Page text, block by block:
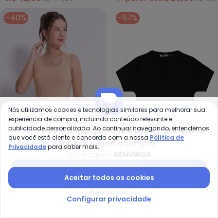
(Amarelo)
-40%
Cativa You - Regata em
(Rosa)
CATIVA YOU
R$ 35,94 R$ 59,90
-57%
em Viscopoly (Preto)
MINTY
R$ 44,99
-40%
Compre pelo app e ganhe12% OFF + frete grátis
na sua primeira compra
Nós utilizamos cookies e tecnologias similares para melhorar sua
experiência de compra, incluindo conteúdo relevante e
publicidade personalizada. Ao continuar navegando, entendemos
que você está ciente e concorda com a nossa Política de
Privacidadepara saber mais.
Aceitar todos os cookies
Configurar privacidade